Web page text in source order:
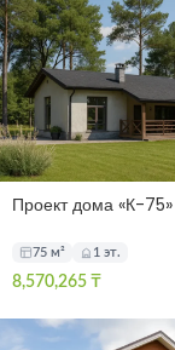
Проект дома «К-75»
75 м² 1 эт.
8,570,265 ₸